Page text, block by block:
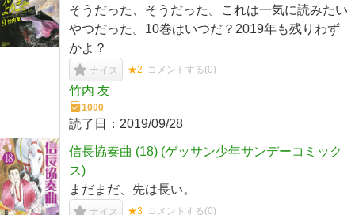
そうだった、そうだった。これは一気に読みたい
やつだった。10巻はいつだ？2019年も残りわず
かよ？
ナイス ★2 コメントする(0)
竹内 友
1000
読了日： 2019/09/28
信長協奏曲 (18) (ゲッサン少年サンデーコミック
ス)
まだまだ、先は長い。
ナイス ★3 コメントする(0)